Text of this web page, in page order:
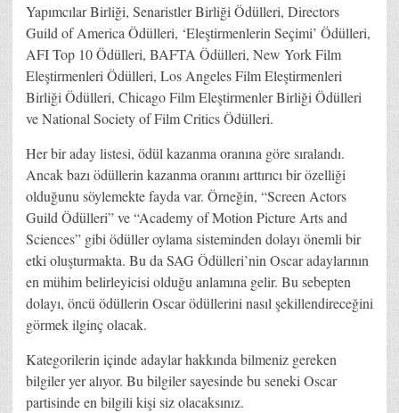
Yapımcılar Birliği, Senaristler Birliği Ödülleri, Directors
Guild of America Ödülleri, ‘Eleştirmenlerin Seçimi’ Ödülleri,
AFI Top 10 Ödülleri, BAFTA Ödülleri, New York Film
Eleştirmenleri Ödülleri, Los Angeles Film Eleştirmenleri
Birliği Ödülleri, Chicago Film Eleştirmenler Birliği Ödülleri
ve National Society of Film Critics Ödülleri.
Her bir aday listesi, ödül kazanma oranına göre sıralandı.
Ancak bazı ödüllerin kazanma oranını arttırıcı bir özelliği
olduğunu söylemekte fayda var. Örneğin, “Screen Actors
Guild Ödülleri” ve “Academy of Motion Picture Arts and
Sciences” gibi ödüller oylama sisteminden dolayı önemli bir
etki oluşturmakta. Bu da SAG Ödülleri’nin Oscar adaylarının
en mühim belirleyicisi olduğu anlamına gelir. Bu sebepten
dolayı, öncü ödüllerin Oscar ödüllerini nasıl şekillendireceğini
görmek ilginç olacak.
Kategorilerin içinde adaylar hakkında bilmeniz gereken
bilgiler yer alıyor. Bu bilgiler sayesinde bu seneki Oscar
partisinde en bilgili kişi siz olacaksınız.